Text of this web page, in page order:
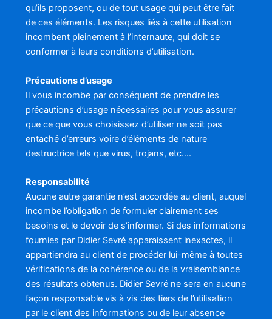
qu’ils proposent, ou de tout usage qui peut être fait
de ces éléments. Les risques liés à cette utilisation
incombent pleinement à l’internaute, qui doit se
conformer à leurs conditions d’utilisation.
Précautions d’usage
Il vous incombe par conséquent de prendre les
précautions d’usage nécessaires pour vous assurer
que ce que vous choisissez d’utiliser ne soit pas
entaché d’erreurs voire d’éléments de nature
destructrice tels que virus, trojans, etc….
Responsabilité
Aucune autre garantie n’est accordée au client, auquel
incombe l’obligation de formuler clairement ses
besoins et le devoir de s’informer. Si des informations
fournies par Didier Sevré apparaissent inexactes, il
appartiendra au client de procéder lui-même à toutes
vérifications de la cohérence ou de la vraisemblance
des résultats obtenus. Didier Sevré ne sera en aucune
façon responsable vis à vis des tiers de l’utilisation
par le client des informations ou de leur absence